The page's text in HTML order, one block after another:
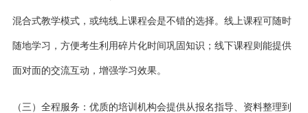
混合式教学模式，或纯线上课程会是不错的选择。线上课程可随时
随地学习，方便考生利用碎片化时间巩固知识；线下课程则能提供
面对面的交流互动，增强学习效果。
（三 ）全程服务：优质的培训机构会提供从报名指导、资料整理到